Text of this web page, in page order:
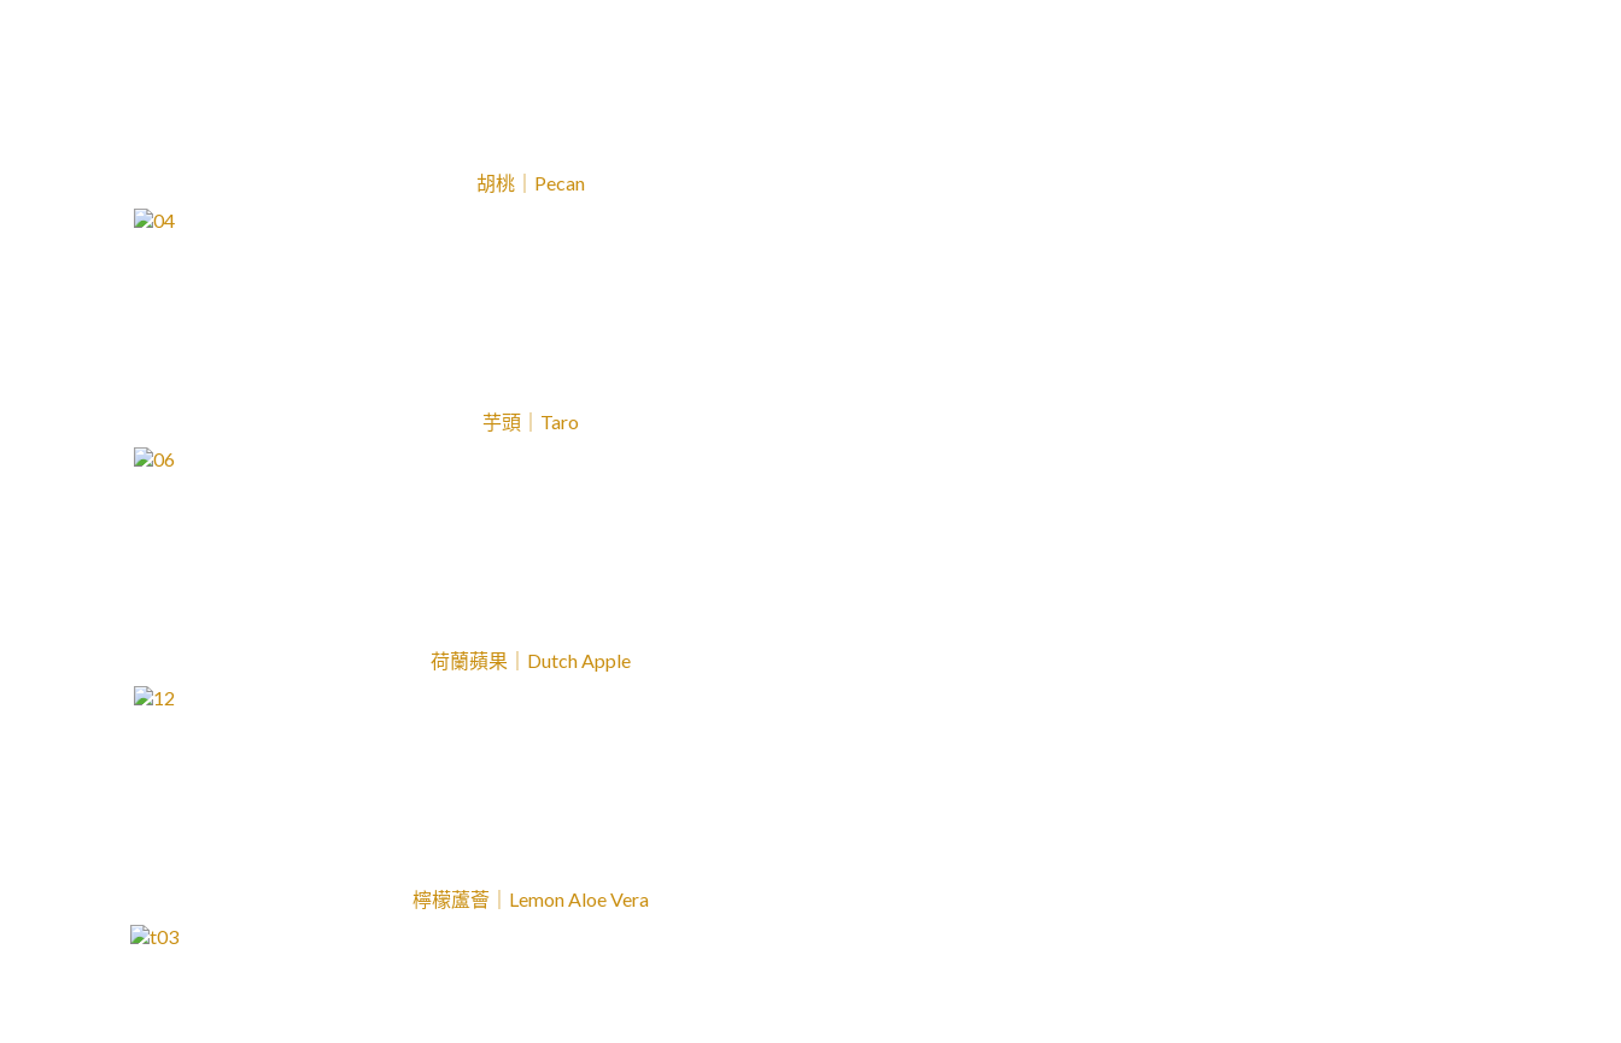
胡桃｜Pecan
芋頭｜Taro
荷蘭蘋果｜Dutch Apple
檸檬蘆薈｜Lemon Aloe Vera